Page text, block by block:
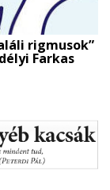
rigmusok”
Farkas